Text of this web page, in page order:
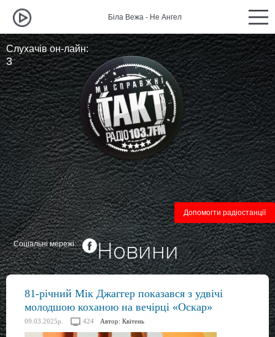
Слухачів он-лайн:
3
Біла
Біла Вежа - Не Ангел
Допомогти радіостанції
Соціальні мережі: Новини ←Всі новини
81-річний Мік Джаггер показався з удвічі
молодшою коханою на вечірці «Оскар»
09.03.2025р. 424 Автор: Квітень